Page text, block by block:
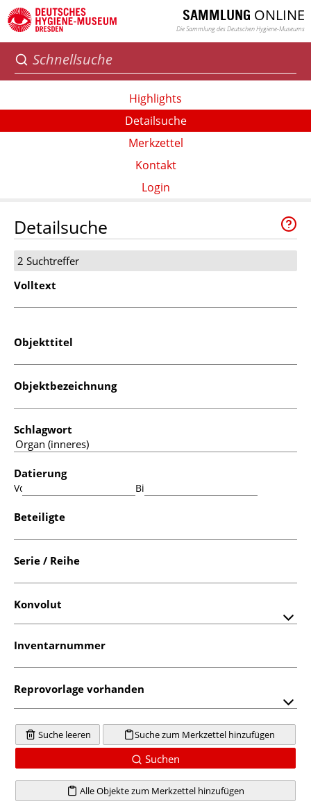
SAMMLUNG ONLINE
Die Sammlung des Deutschen Hygiene-Museums
Highlights
Detailsuche
Merkzettel
Kontakt
Login
Detailsuche
2 Suchtreffer
Volltext
Objekttitel
Objektbezeichnung
Schlagwort
Datierung
Von: Bis:
Beteiligte
Serie / Reihe
Konvolut
Inventarnummer
Reprovorlage vorhanden
Suche leeren Suche zum Merkzettel hinzufügen
Suchen
Alle Objekte zum Merkzettel hinzufügen